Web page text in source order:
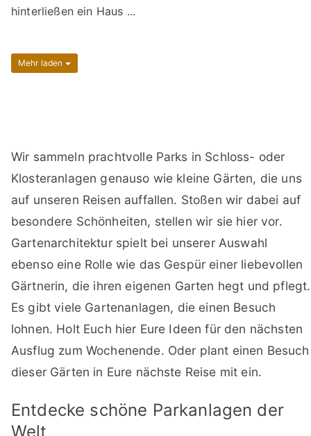
hinterließen ein Haus ...
Mehr laden
Wir sammeln prachtvolle Parks in Schloss- oder
Klosteranlagen genauso wie kleine Gärten, die uns
auf unseren Reisen auffallen. Stoßen wir dabei auf
besondere Schönheiten, stellen wir sie hier vor.
Gartenarchitektur spielt bei unserer Auswahl
ebenso eine Rolle wie das Gespür einer liebevollen
Gärtnerin, die ihren eigenen Garten hegt und pflegt.
Es gibt viele Gartenanlagen, die einen Besuch
lohnen. Holt Euch hier Eure Ideen für den nächsten
Ausflug zum Wochenende. Oder plant einen Besuch
dieser Gärten in Eure nächste Reise mit ein.
Entdecke schöne Parkanlagen der
Welt